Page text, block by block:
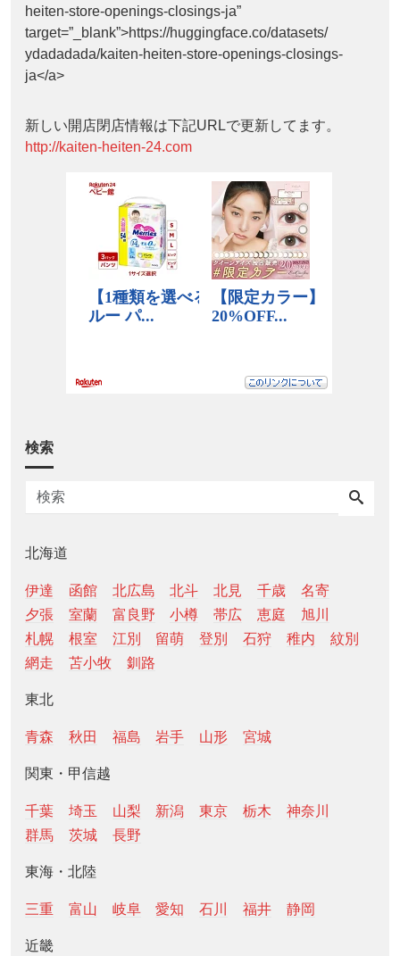
heiten-store-openings-closings-ja”
target=”_blank”>https://huggingface.co/datasets/
ydadadada/kaiten-heiten-store-openings-closings-
ja</a>
新しい開店閉店情報は下記URLで更新してます。
http://kaiten-heiten-24.com
検索
北海道
伊達 函館 北広島 北斗 北見 千歳
名寄
夕張
室蘭 富良野 小樽 帯広 恵庭
旭川
札幌
根室 江別 留萌 登別 石狩 稚内
紋別
網走
苫小牧 釧路
東北
青森 秋田 福島 岩手 山形 宮城
関東・甲信越
千葉 埼玉 山梨 新潟 東京 栃木
神奈川
群馬
茨城 長野
東海・北陸
三重 富山 岐阜 愛知 石川 福井 静岡
近畿